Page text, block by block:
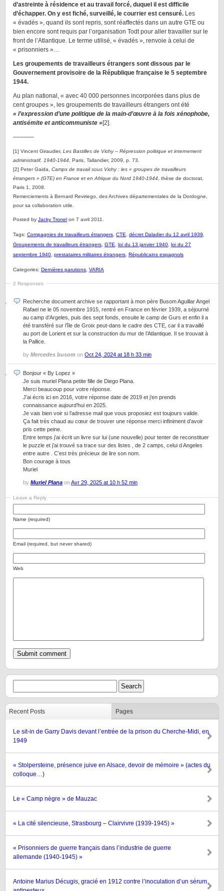
d’astreinte à résidence et au travail forcé, duquel il est difficile
d’échapper. On y est fiché, surveillé, le courrier est censuré. Les
« évadés », quand ils sont repris, sont réaffectés dans un autre GTE ou
bien encore sont requis par l’organisation Todt pour aller travailler sur le
front de l’Atlantique. Le terme utilisé, « évadés », renvoie à celui de
« prisonniers »…
Les groupements de travailleurs étrangers sont dissous par le
Gouvernement provisoire de la République française le 5 septembre
1944.
Au plan national, « avec 40 000 personnes incorporées dans plus de
cent groupes », les groupements de travailleurs étrangers ont été
« l’expression d’une politique de la main-d’œuvre à la fois xénophobe,
antisémite et anticommuniste »[2].
––––––
[1] Vincent Giraudier, Les Bastilles de Vichy – Répression politique et internement
administratif, 1940-1944 , Paris, Tallandier, 2009, p. 73.
[2] Peter Gaida, Camps de travail sous Vichy : les « groupes de travailleurs
étrangers » (GTE) en France et en Afrique du Nord 1940-1944 , thèse de doctorat,
Paris 1, 2008.
Remerciements à Bernard Reviriego, des Archives départementales de la Dordogne,
pour sa collaboration utile.
Posted by Jacky Tronel on 7 avril 2011.
Tags: Compagnies de travailleurs étrangers CTE décret Daladier du 12 avril 1939
Groupements de travailleurs étrangers GTE loi du 13 janvier 1940 loi du 27
septembre 1940 prestataires militaires étrangers Républicains espagnols
Categories: Dernières parutions VARIA
2 Responses
Recherche document archive se rapportant à mon père Busom Aguillar Angel
Rafael ne le 05 novembre 1915, rentré en France en février 1939, a séjourné
au camp d’Argeles, puis des sept fonds, ensuite le camp de Gurs et enfin il a
été transféré sur l’île de Groix peut-dans le cadre des CTE, car il a travaillé
au port de Lorient et sur la construction du mur de l’Atlantique. Il se trouvait à
la Pallice.
by Mercedes busom on Oct 24, 2024 at 18 h 33 min
Bonjour « By Lopez »
Je suis muriel Plana petite fille de Diego Plana.
Merci beaucoup pour votre réponse.
J’ai écris ici en 2016, votre réponse date de 2019 et j’en prends
connaissance aujourd’hui en 2025.
Je vais bien voir si l’adresse mail que vous proposiez est toujours valide.
Ça fait très chaud au cœur de trouver une réponse merci infiniment d’avoir
pris cette peine.
Entre temps j’ai écrit un livre sur lui (une nouvelle) pour tenter de reconstituer
le puzzle et j’ai trouvé sa trace sur des listes , de 2 camps, celui d Angeles
entre autre . C’est très précieux de lire son nom.
Bon courage à tous
Muriel
by Muriel Plana onAvr 29, 2025 at 10 h 52 min
Leave a Reply
Name (required)
Email (required, but never shared)
Web
Recent Posts Pages
Le sit-in de Garry Davis devant l’entrée de la prison du Cherche-Midi, en
1949
« Stolpersteine, présence juive en Alsace, devoir de mémoire » (actes du
colloque…)
Le « Camp nègre » de Mauzac
« La cité silencieuse, Strasbourg – Clairvivre (1939-1945) »
« Prisonniers de guerre français dans l’industrie de guerre
allemande (1940-1945) »
Antoine Marius Décugis, gracié en 1912 contre l’inoculation d’un sérum